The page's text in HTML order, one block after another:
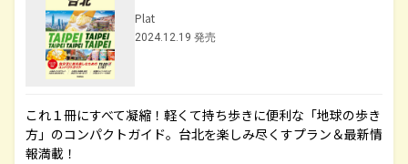
Plat
2024.12.19 発売
これ１冊にすべて凝縮！軽くて持ち歩きに便利な「地球の歩き
方」のコンパクトガイド。台北を楽しみ尽くすプラン＆最新情
報満載！